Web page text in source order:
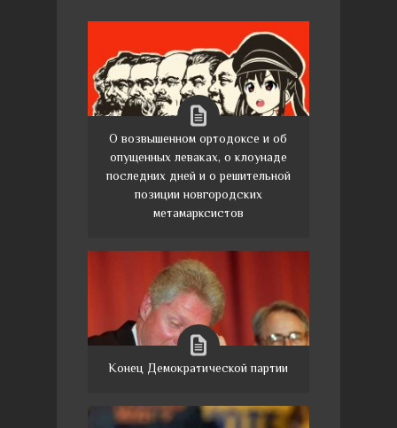
О возвышенном ортодоксе и об
опущенных леваках, о клоунаде
последних дней и о решительной
позиции новгородских
метамарксистов
Конец Демократической партии